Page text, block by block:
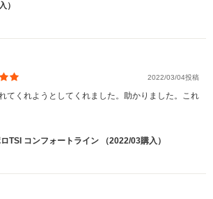
）
2022/03/04投稿
てくれようとしてくれました。助かりました。これ
TSI コンフォートライン （2022/03購入）